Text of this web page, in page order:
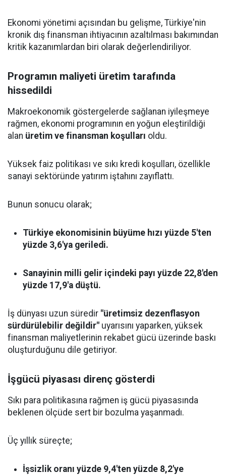
Ekonomi yönetimi açısından bu gelişme, Türkiye'nin
kronik dış finansman ihtiyacının azaltılması bakımından
kritik kazanımlardan biri olarak değerlendiriliyor.
Programın maliyeti üretim tarafında
hissedildi
Makroekonomik göstergelerde sağlanan iyileşmeye
rağmen, ekonomi programının en yoğun eleştirildiği
alan üretim ve finansman koşulları oldu.
Yüksek faiz politikası ve sıkı kredi koşulları, özellikle
sanayi sektöründe yatırım iştahını zayıflattı.
Bunun sonucu olarak;
Türkiye ekonomisinin büyüme hızı yüzde 5'ten
yüzde 3,6'ya geriledi.
Sanayinin milli gelir içindeki payı yüzde 22,8'den
yüzde 17,9'a düştü.
İş dünyası uzun süredir "üretimsiz dezenflasyon
sürdürülebilir değildir" uyarısını yaparken, yüksek
finansman maliyetlerinin rekabet gücü üzerinde baskı
oluşturduğunu dile getiriyor.
İşgücü piyasası direnç gösterdi
Sıkı para politikasına rağmen iş gücü piyasasında
beklenen ölçüde sert bir bozulma yaşanmadı.
Üç yıllık süreçte;
İşsizlik oranı yüzde 9,4'ten yüzde 8,2'ye